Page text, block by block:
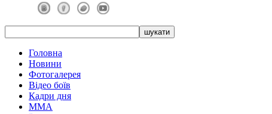
Головна
Новини
Фотогалерея
Відео боїв
Кадри дня
ММА